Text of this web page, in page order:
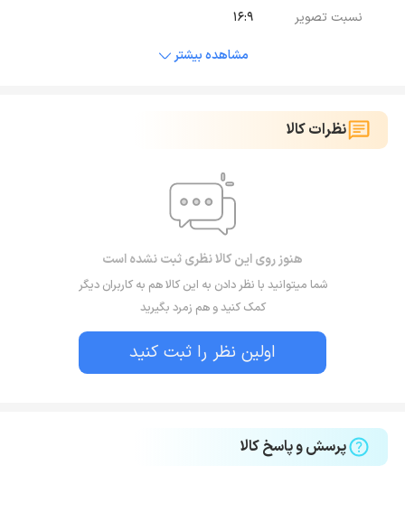
نسبت تصویر
16:9
مشاهده بیشتر
نظرات کالا
هنوز روی این کالا نظری ثبت نشده است
شما میتوانید با نظر دادن به این کالا هم به کاربران دیگر
کمک کنید و هم زمرد بگیرید
اولین نظر را ثبت کنید
پرسش و پاسخ کالا